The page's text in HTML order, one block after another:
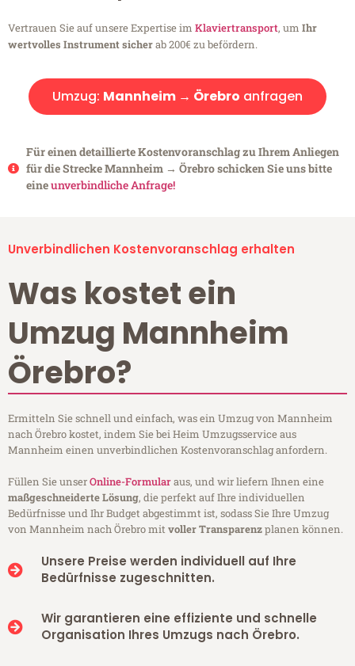
Vertrauen Sie auf unsere Expertise im Klaviertransport, um Ihr
wertvolles Instrument sicherab 200€ zu befördern.
Umzug: Mannheim → Örebro anfragen
Für einen detaillierte Kostenvoranschlag zu Ihrem Anliegen
für die Strecke Mannheim → Örebro schicken Sie uns bitte
eineunverbindliche Anfrage!
Unverbindlichen Kostenvoranschlag erhalten
Was kostet ein
Umzug Mannheim
Örebro?
Ermitteln Sie schnell und einfach, was ein Umzug von Mannheim
nach Örebro kostet, indem Sie bei Heim Umzugsservice aus
Mannheim einen unverbindlichen Kostenvoranschlag anfordern.
Füllen Sie unserOnline-Formularaus, und wir liefern Ihnen eine
maßgeschneiderte Lösung, die perfekt auf Ihre individuellen
Bedürfnisse und Ihr Budget abgestimmt ist, sodass Sie Ihre Umzug
von Mannheim nach Örebro mitvoller Transparenzplanen können.
Unsere Preise werden individuell auf Ihre
Bedürfnisse zugeschnitten.
Wir garantieren eine effiziente und schnelle
Organisation Ihres Umzugs nach Örebro.